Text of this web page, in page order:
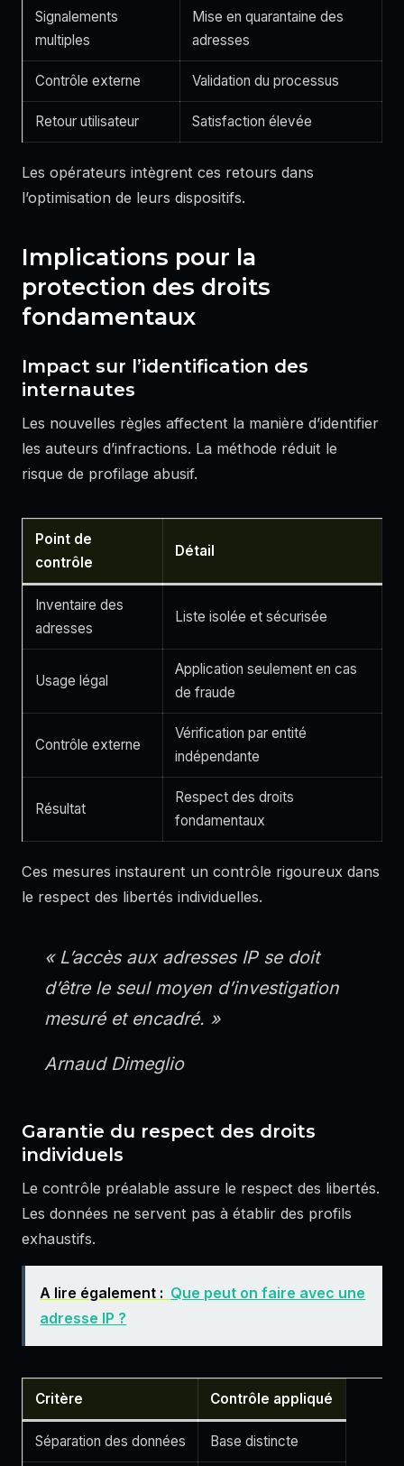
Signalements
multiples
Mise en quarantaine des
adresses
Contrôle externe Validation du processus
Retour utilisateur Satisfaction élevée
Les opérateurs intègrent ces retours dans
l’optimisation de leurs dispositifs.
Implications pour la
protection des droits
fondamentaux
Impact sur l’identification des
internautes
Les nouvelles règles affectent la manière d’identifier
les auteurs d’infractions. La méthode réduit le
risque de profilage abusif.
Point de
contrôle
Détail
Inventaire des
adresses
Liste isolée et sécurisée
Usage légal
Application seulement en cas
de fraude
Contrôle externe
Vérification par entité
indépendante
Résultat
Respect des droits
fondamentaux
Ces mesures instaurent un contrôle rigoureux dans
le respect des libertés individuelles.
« L’accès aux adresses IP se doit
d’être le seul moyen d’investigation
mesuré et encadré. »
Arnaud Dimeglio
Garantie du respect des droits
individuels
Le contrôle préalable assure le respect des libertés.
Les données ne servent pas à établir des profils
exhaustifs.
A lire également : Que peut on faire avec une
adresse IP ?
Critère Contrôle appliqué
Séparation des données Base distincte